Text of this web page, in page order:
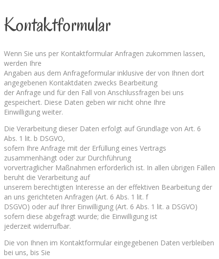
Kontaktformular
Wenn Sie uns per Kontaktformular Anfragen zukommen lassen,
werden Ihre
Angaben aus dem Anfrageformular inklusive der von Ihnen dort
angegebenen Kontaktdaten zwecks Bearbeitung
der Anfrage und für den Fall von Anschlussfragen bei uns
gespeichert. Diese Daten geben wir nicht ohne Ihre
Einwilligung weiter.
Die Verarbeitung dieser Daten erfolgt auf Grundlage von Art. 6
Abs. 1 lit. b DSGVO,
sofern Ihre Anfrage mit der Erfüllung eines Vertrags
zusammenhängt oder zur Durchführung
vorvertraglicher Maßnahmen erforderlich ist. In allen übrigen Fällen
beruht die Verarbeitung auf
unserem berechtigten Interesse an der effektiven Bearbeitung der
an uns gerichteten Anfragen (Art. 6 Abs. 1 lit. f
DSGVO) oder auf Ihrer Einwilligung (Art. 6 Abs. 1 lit. a DSGVO)
sofern diese abgefragt wurde; die Einwilligung ist
jederzeit widerrufbar.
Die von Ihnen im Kontaktformular eingegebenen Daten verbleiben
bei uns, bis Sie